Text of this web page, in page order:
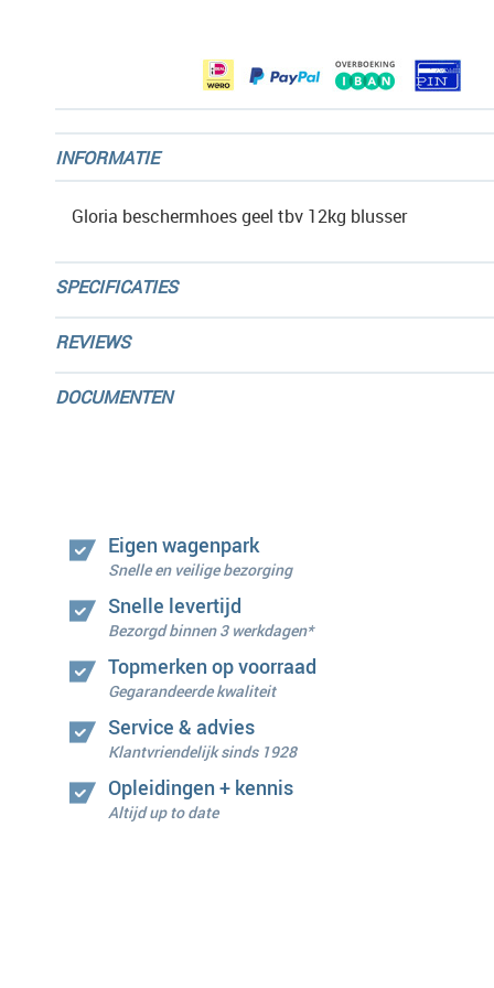
INFORMATIE
Gloria beschermhoes geel tbv 12kg blusser
SPECIFICATIES
REVIEWS
DOCUMENTEN
Eigen wagenpark
Snelle en veilige bezorging
Snelle levertijd
Bezorgd binnen 3 werkdagen*
Topmerken op voorraad
Gegarandeerde kwaliteit
Service & advies
Klantvriendelijk sinds 1928
Opleidingen + kennis
Altijd up to date